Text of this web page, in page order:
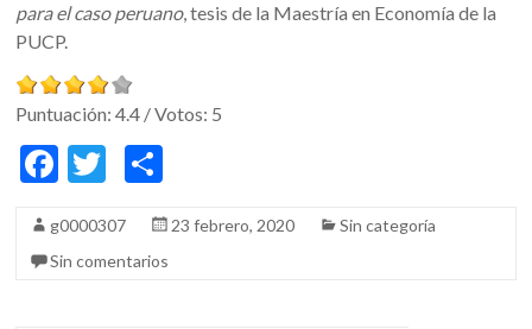
para el caso peruano, tesis de la Maestría en Economía de la
PUCP.
Puntuación:4.4 / Votos: 5
F
e
b
T
itt
er
m
p
g0000307 23 febrero, 2020
Sin categoría
Sin comentarios